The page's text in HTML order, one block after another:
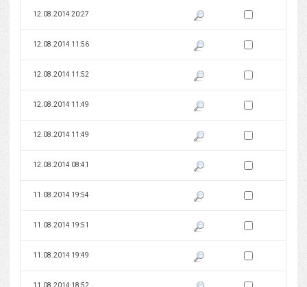
12.08.2014 20:27 Pokaż podgląd wersji z dnia
Zaznacz wersję do
12.08.2014 11:56 Pokaż podgląd wersji z dnia
Zaznacz wersję do
12.08.2014 11:52 Pokaż podgląd wersji z dnia
Zaznacz wersję do
12.08.2014 11:49 Pokaż podgląd wersji z dnia
Zaznacz wersję do
12.08.2014 11:49 Pokaż podgląd wersji z dnia
Zaznacz wersję do
12.08.2014 08:41 Pokaż podgląd wersji z dnia
Zaznacz wersję do
11.08.2014 19:54 Pokaż podgląd wersji z dnia
Zaznacz wersję do
11.08.2014 19:51 Pokaż podgląd wersji z dnia
Zaznacz wersję do
11.08.2014 19:49 Pokaż podgląd wersji z dnia
Zaznacz wersję do
11.08.2014 18:52 Pokaż podgląd wersji z dnia
Zaznacz wersję do